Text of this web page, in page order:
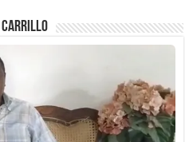
Carrillo